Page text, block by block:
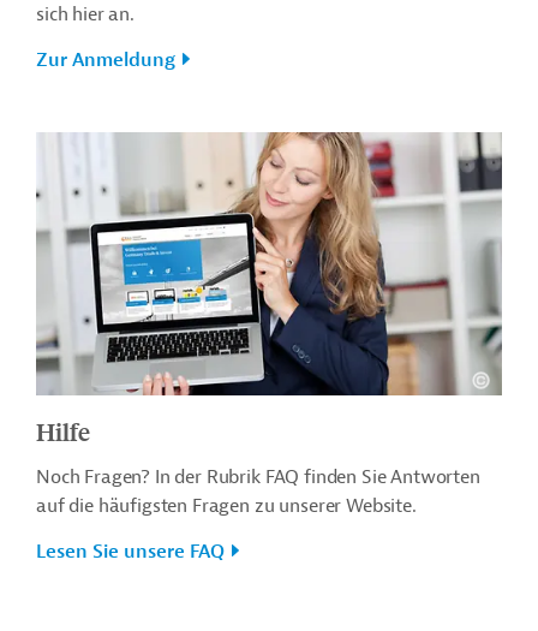
sich hier an.
Zur Anmeldung
Hilfe
Noch Fragen? In der Rubrik FAQ finden Sie Antworten
auf die häufigsten Fragen zu unserer Website.
Lesen Sie unsere FAQ